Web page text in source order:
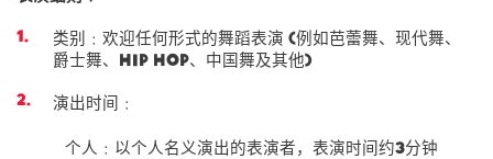
类别﹕欢迎任何形式的舞蹈表演 (例如芭蕾舞、现代舞、
爵士舞、Hip Hop、中国舞及其他)
演出时间 ﹕
个人﹕以个人名义演出的表演者，表演时间约3分钟